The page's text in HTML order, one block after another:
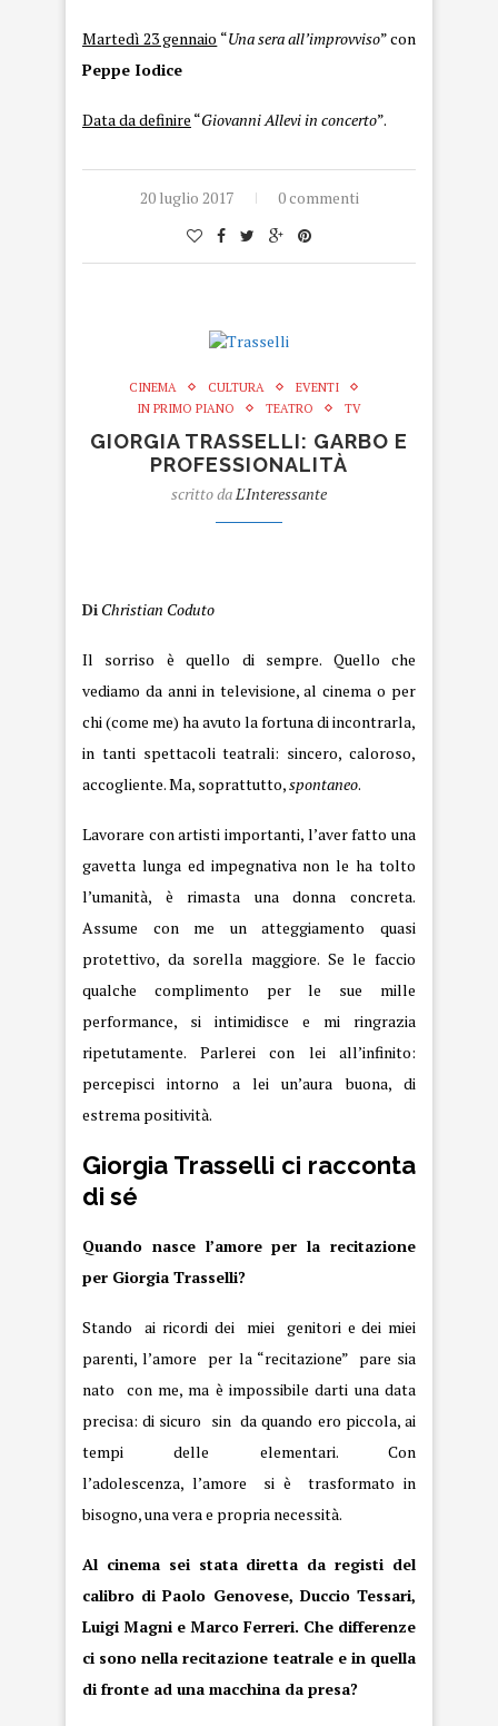
Martedì 23 gennaio “Una sera all’improvviso” con
Peppe Iodice
Data da definire “Giovanni Allevi in concerto”.
20 luglio 2017 0 commenti
CINEMA CULTURA
EVENTI
IN PRIMO PIANO
TEATRO TV
GIORGIA TRASSELLI: GARBO E
PROFESSIONALITÀ
scritto da L'Interessante
Di Christian Coduto
Il sorriso è quello di sempre. Quello che
vediamo da anni in televisione, al cinema o per
chi (come me) ha avuto la fortuna di incontrarla,
in tanti spettacoli teatrali: sincero, caloroso,
accogliente. Ma, soprattutto,spontaneo.
Lavorare con artisti importanti, l’aver fatto una
gavetta lunga ed impegnativa non le ha tolto
l’umanità, è rimasta una donna concreta.
Assume con me un atteggiamento quasi
protettivo, da sorella maggiore. Se le faccio
qualche complimento per le sue mille
performance, si intimidisce e mi ringrazia
ripetutamente. Parlerei con lei all’infinito:
percepisci intorno a lei un’aura buona, di
estrema positività.
Giorgia Trasselli ci racconta
di sé
Quando nasce l’amore per la recitazione
per Giorgia Trasselli?
Stando ai ricordi dei miei genitori e dei miei
parenti, l’amore per la “recitazione” pare sia
nato con me, ma è impossibile darti una data
precisa: di sicuro sin da quando ero piccola, ai
tempi delle elementari. Con
l’adolescenza, l’amore si è trasformato in
bisogno, una vera e propria necessità.
Al cinema sei stata diretta da registi del
calibro di Paolo Genovese, Duccio Tessari,
Luigi Magni e Marco Ferreri. Che differenze
ci sono nella recitazione teatrale e in quella
di fronte ad una macchina da presa?